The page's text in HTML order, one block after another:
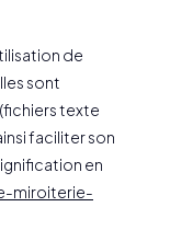
de
sont
texte
faciliter son
en
miroiterie-